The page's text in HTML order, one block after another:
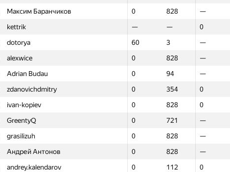
Максим Баранчиков 0 828 —
kettrik — — 0
dotorya 60 3 —
alexwice 0 828 —
Adrian Budau 0 94 —
zdanovichdmitry 0 354 0
ivan-kopiev 0 828 0
GreentyQ 0 721 —
grasilizuh 0 828 —
Андрей Антонов 0 828 —
andrey.kalendarov 0 112 0
Ishtirokchi 1
GP30 O‘rin GP30